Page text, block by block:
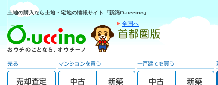
土地の購入なら土地・宅地の情報サイト「新築O-uccino」
全国へ